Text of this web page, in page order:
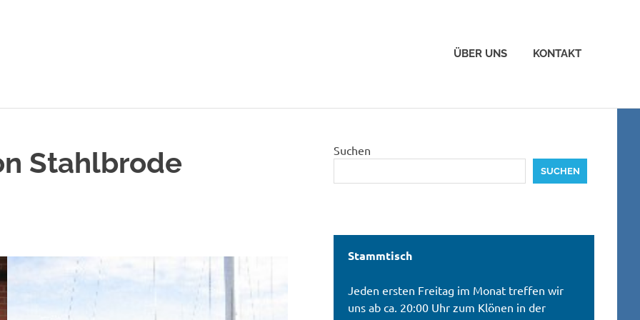
ÜBER UNS KONTAKT
Stahlbrode Suchen
SUCHEN
Stammtisch
Jeden ersten Freitag im Monat treffen wir
uns ab ca. 20:00 Uhr zum Klönen in der